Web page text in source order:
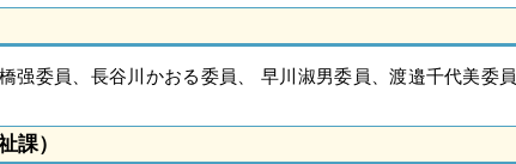
强委員、長谷川かおる委員、 早川淑男委員、渡邉千代美委員
課）